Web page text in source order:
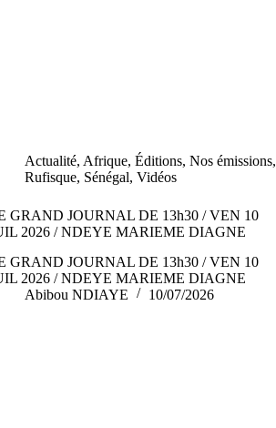
Actualité, Afrique,Éditions,Nos émissions,
Rufisque, Sénégal,Vidéos
GRAND JOURNAL DE 13h30 / VEN 10
2026 / NDEYE MARIEME DIAGNE
GRAND JOURNAL DE 13h30 / VEN 10
2026 / NDEYE MARIEME DIAGNE
Abibou NDIAYE
10/07/2026